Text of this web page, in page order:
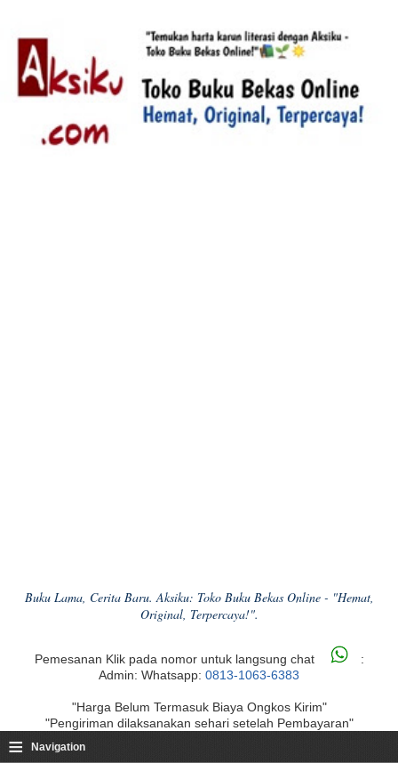
Buku Lama, Cerita Baru. Aksiku: Toko Buku Bekas Online - "Hemat,
Original, Terpercaya!".
Pemesanan Klik pada nomor untuk langsung chat
:
Admin: Whatsapp: 0813-1063-6383
"Harga Belum Termasuk Biaya Ongkos Kirim"
"Pengiriman dilaksanakan sehari setelah Pembayaran"
≡ Navigation